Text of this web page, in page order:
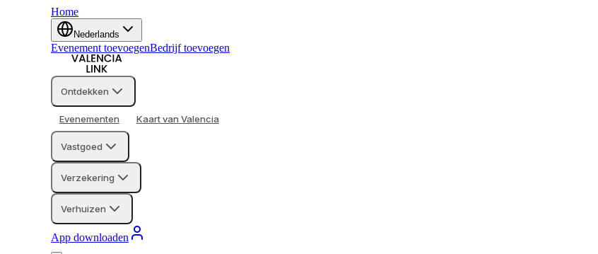
Home
Nederlands
Evenement toevoegenBedrijf toevoegen
Ontdekken
Evenementen Kaart van Valencia
Vastgoed
Verzekering
Verhuizen
App downloaden